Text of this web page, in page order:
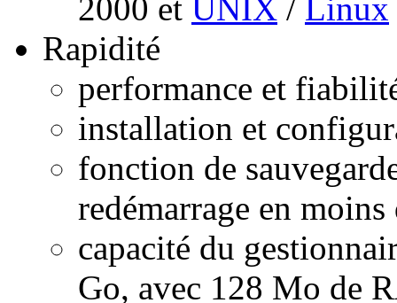
2000 et UNIX / Linux
Rapidité
performance et
installation et
fonction de
redémarrage en
capacité du
Go, avec 128 Mo de